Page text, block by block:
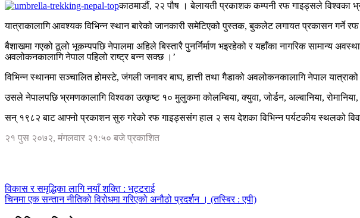
काठमाडौं, २२ पौष । बेलायती प्रकाशक कम्पनी रफ गाइड्सले विश्वका
यात्राकालागि आवश्यक विभिन्न स्थान बारेको जानकारी समेटिएको पुस्तक, बुकलेट लगायत प्रकासन गर्ने
बैशाखमा गएको ठूलो भूकम्पपछि नेपालमा अहिले बिस्तारै पुनर्निर्माण भइरहेको र यहाँका नागरिक सामान्य
अवलोकनकालागि नेपाल पहिलो राष्ट्र बन्न सक्छ ।’
विभिन्न स्थानमा सञ्चालित होमस्टे, जंगली जनावर बाघ, हात्ती तथा गैडाको अवलोकनकालागि नेपाल
उसले नेपालपछि भ्रमणकालागि विश्वका उत्कृष्ट १० मुलुकमा कोलम्बिया, क्युवा, जोर्डन, अल्बानिया,
सन् १९८२ बाट आफ्नो प्रकाशन सुरु गरेको रफ गाइड्ससंग हाल २ सय देशका विभिन्न पर्यटकीय स्थलको
२१ पुस २०७२, मंगलवार २१:५० बजे प्रकाशित
विकास र समृद्धिका लागि नयाँ शक्ति : भट्टराई
चिनमा एक सन्तान नीतिको विरोधमा गरिएको अनौठो प्रदर्शन । (तस्बिर : एपी)